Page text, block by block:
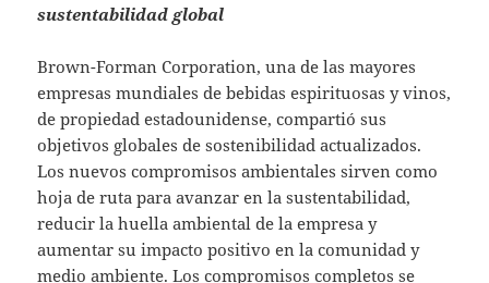
sustentabilidad global
Brown-Forman Corporation, una de las mayores
empresas mundiales de bebidas espirituosas y vinos,
de propiedad estadounidense, compartió sus
objetivos globales de sostenibilidad actualizados.
Los nuevos compromisos ambientales sirven como
hoja de ruta para avanzar en la sustentabilidad,
reducir la huella ambiental de la empresa y
aumentar su impacto positivo en la comunidad y
medio ambiente. Los compromisos completos se